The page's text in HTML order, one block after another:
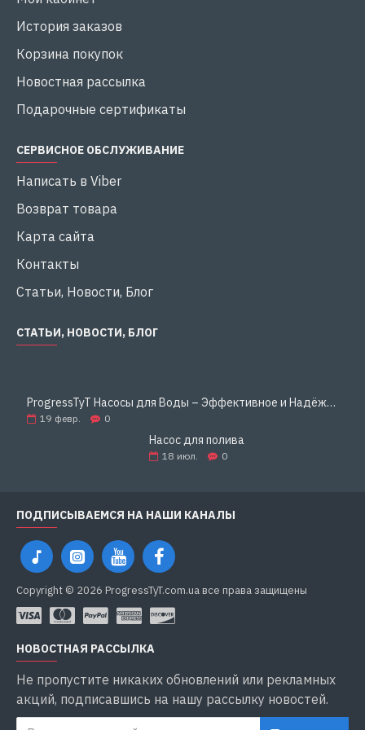
многих лет.
История заказов
Корзина покупок
Новостная рассылка
Подарочные сертификаты
СЕРВИСНОЕ ОБСЛУЖИВАНИЕ
Написать в Viber
Возврат товара
Карта сайта
Контакты
Статьи, Новости, Блог
СТАТЬИ, НОВОСТИ, БЛОГ
ProgressTyT Насосы для Воды – Эффективное и Надёжное Решение для Дома и Бизнеса
19 февр. 0
Насос для полива
18 июл. 0
ПОДПИСЫВАЕМСЯ НА НАШИ КАНАЛЫ
Copyright © 2026 ProgressTyT.com.ua все права защищены
НОВОСТНАЯ РАССЫЛКА
Не пропустите никаких обновлений или рекламных
акций, подписавшись на нашу рассылку новостей.